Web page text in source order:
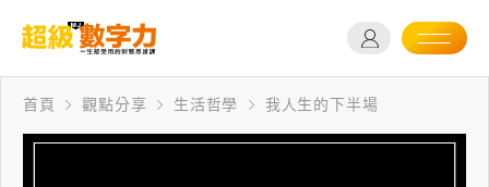
首頁 觀點分享 生活哲學 我人生的下半場